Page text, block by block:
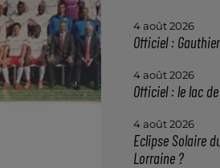
4 août 2026
Officiel :
4 août 2026
Officiel : le lac
4 août 2026
Eclipse Solaire
Lorraine ?